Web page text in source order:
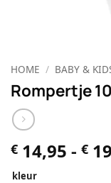
HOME / BABY &
Rompertje
€ 14,95 - €
kleur